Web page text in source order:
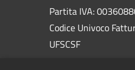
Partita IVA:
Codice Univoco
UFSCSF